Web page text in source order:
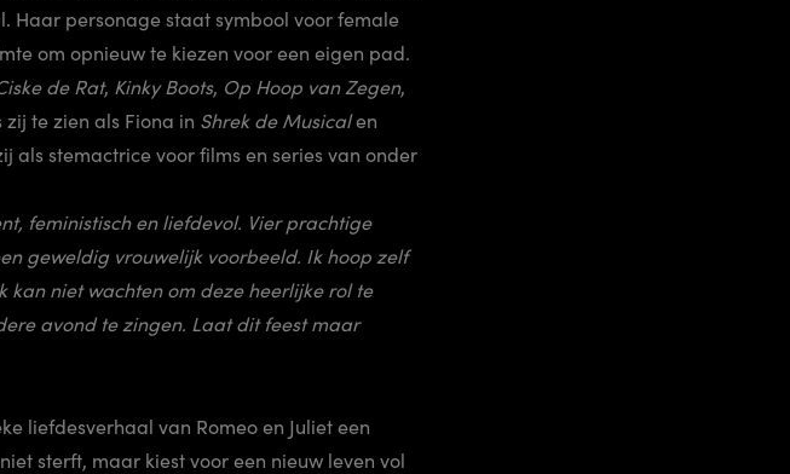
Haar personage staat symbool voor female
om opnieuw te kiezen voor een eigen pad.
de Rat, Kinky Boots, Op Hoop van Zegen,
zij te zien als Fiona in Shrek de Musicalen
als stemactrice voor films en series van onder
feministisch en liefdevol. Vier prachtige
geweldig vrouwelijk voorbeeld. Ik hoop zelf
kan niet wachten om deze heerlijke rol te
avond te zingen. Laat dit feest maar
liefdesverhaal van Romeo en Juliet een
sterft, maar kiest voor een nieuw leven vol